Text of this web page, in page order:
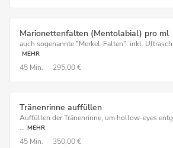
Marionettenfalten (Mentolabial) pro ml
auch sogenannte "Merkel-Falten". inkl.
MEHR
45 Min. 295,00 €
Tränenrinne auffüllen
Auffüllen der Tränenrinne, um hollow-eyes
... MEHR
45 Min. 350,00 €